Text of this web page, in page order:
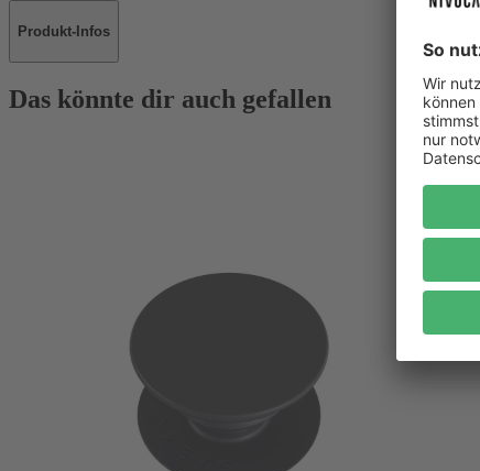
Produkt-Infos
Das könnte dir auch gefallen